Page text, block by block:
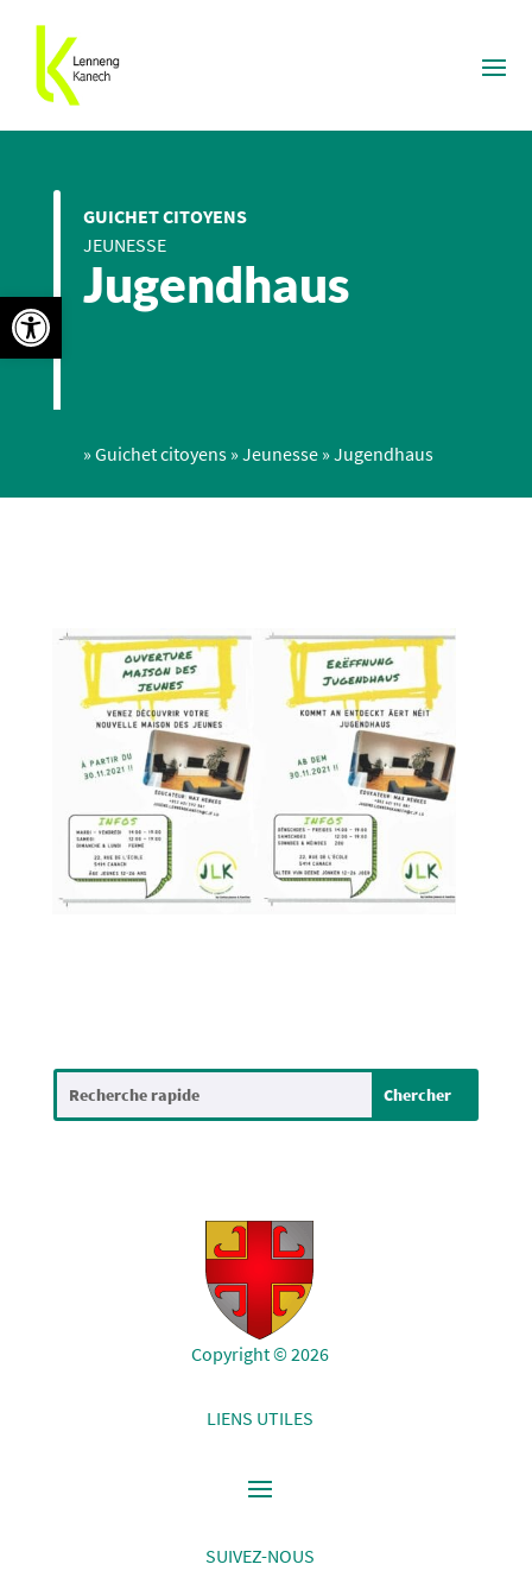
GUICHET CITOYENS
JEUNESSE
Jugendhaus
» Guichet citoyens » Jeunesse » Jugendhaus
Copyright © 2026
LIENS UTILES
SUIVEZ-NOUS
Ouvrir la barre d’outils